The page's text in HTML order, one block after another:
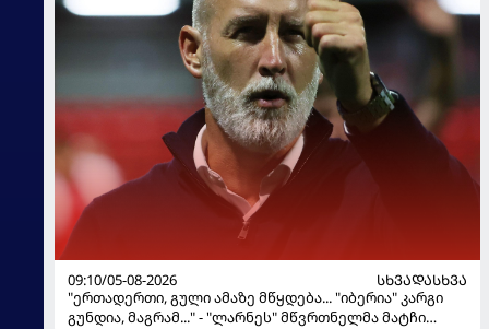
09:10/05-08-2026
ᲡᲮᲕᲐᲓᲐᲡᲮᲕᲐ
"ერთადერთი, გული ამაზე მწყდება... "იბერია" კარგი
გუნდია, მაგრამ..." - "ლარნეს" მწვრთნელმა მატჩი